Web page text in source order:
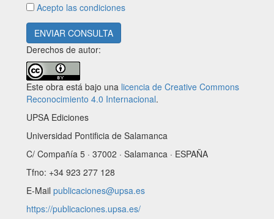
Acepto las condiciones
ENVIAR CONSULTA
Derechos de autor:
Este obra está bajo una licencia de Creative Commons
Reconocimiento 4.0 Internacional.
UPSA Ediciones
Universidad Pontificia de Salamanca
C/ Compañía 5 · 37002 · Salamanca · ESPAÑA
Tfno: +34 923 277 128
E-Mail publicaciones@upsa.es
https://publicaciones.upsa.es/